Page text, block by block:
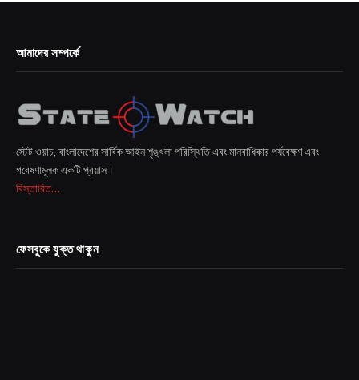
আমাদের সম্পর্কে
স্টেট ওয়াচ, বাংলাদেশের সার্বিক আইন শৃঙ্খলা পরিস্থিতি এবং মানবাধিকার পর্যবেক্ষণ এবং
গবেষণামূলক একটি প্রয়াস।
বিস্তারিত...
ফেসবুকে যুক্ত থাকুন